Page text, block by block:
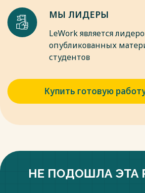
МЫ ЛИДЕРЫ
LeWork является
опубликованных
студентов
Купить готовую
НЕ ПОДОШЛА ЭТА